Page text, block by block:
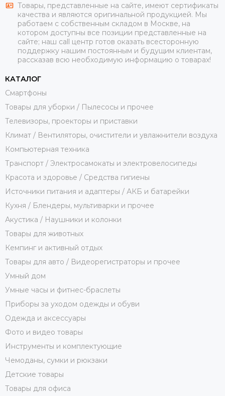
Товары, представленные на сайте, имеют сертификаты
качества и являются оригинальной продукцией. Мы
работаем с собственным складом в Москве, на
котором доступны все позиции представленные на
сайте; наш call центр готов оказать всесторонную
поддержку нашим постоянным и будущим клиентам,
рассказав всю необходимую информацию о товарах!
КАТАЛОГ
Смартфоны
Товары для уборки / Пылесосы и прочее
Телевизоры, проекторы и приставки
Климат / Вентиляторы, очистители и увлажнители воздуха
Компьютерная техника
Транспорт / Электросамокаты и электровелосипеды
Красота и здоровье / Средства гигиены
Источники питания и адаптеры / АКБ и батарейки
Кухня / Блендеры, мультиварки и прочее
Акустика / Наушники и колонки
Товары для животных
Кемпинг и активный отдых
Товары для авто / Видеорегистраторы и прочее
Умный дом
Умные часы и фитнес-браслеты
Приборы за уходом одежды и обуви
Одежда и аксессуары
Фото и видео товары
Инструменты и комплектующие
Чемоданы, сумки и рюкзаки
Детские товары
Товары для офиса